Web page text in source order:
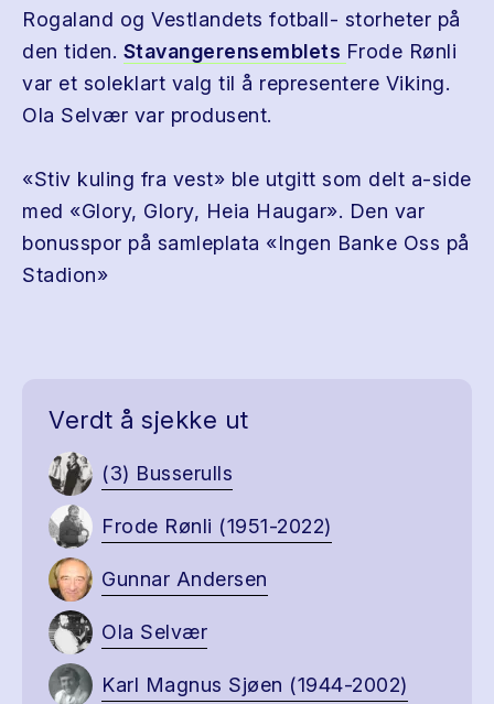
Rogaland og Vestlandets fotball- storheter på
den tiden. Stavangerensemblets Frode Rønli
var et soleklart valg til å representere Viking.
Ola Selvær var produsent.
«Stiv kuling fra vest» ble utgitt som delt a-side
med «Glory, Glory, Heia Haugar». Den var
bonusspor på samleplata «Ingen Banke Oss på
Stadion»
Verdt å sjekke ut
(3) Busserulls
Frode Rønli (1951-2022)
Gunnar Andersen
Ola Selvær
Karl Magnus Sjøen (1944-2002)